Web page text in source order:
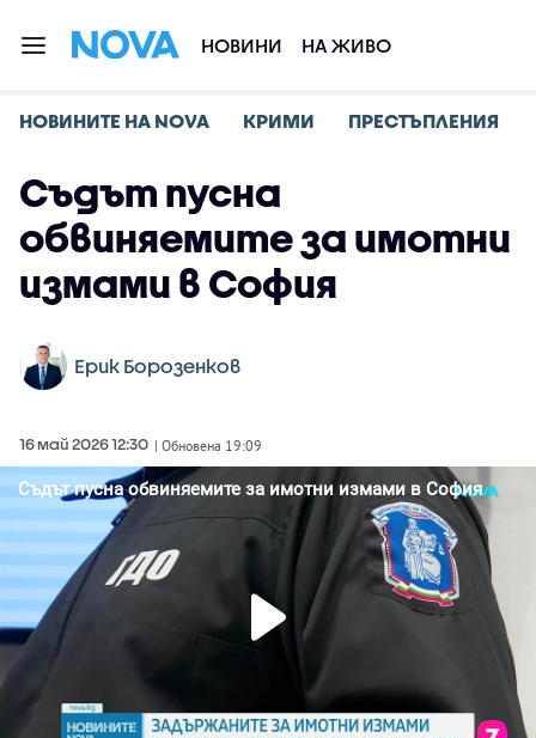
НОВИНИ НА ЖИВО
НОВИНИТЕ НА NOVA КРИМИ ПРЕСТЪПЛЕНИЯ
Съдът пусна
обвиняемите за имотни
измами в София
Ерик Борозенков
16 май 2026 12:30 | Обновена 19:09